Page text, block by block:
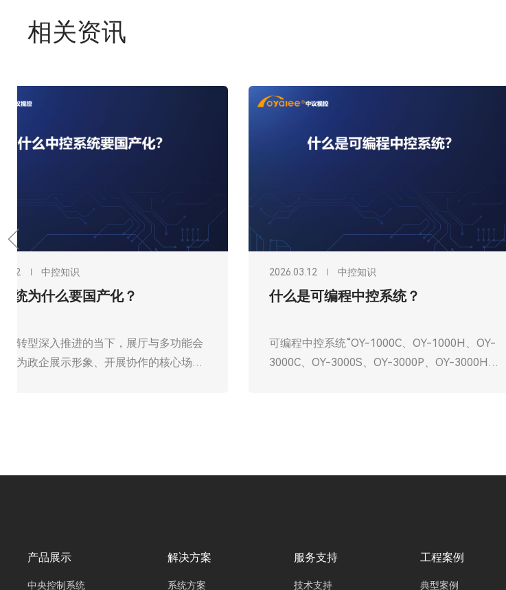
相关资讯
2026.03.12
什么是展厅中控系统？
在数字化浪潮席卷各行业的当下，展厅已从传统
的静态展示空间升级为集品牌展示、互动体验、
的智能化解决方案，通过整合控制展厅内的各类
2025.02.22
会议中控主机的神奇效果！
在科技日新月异的今天，企业会
已成为提升会议效率和参与者体
的需求。
产品展示
中央控制系统
解决方案
系统方案
服务支持
技术支持
工程案例
典型案例